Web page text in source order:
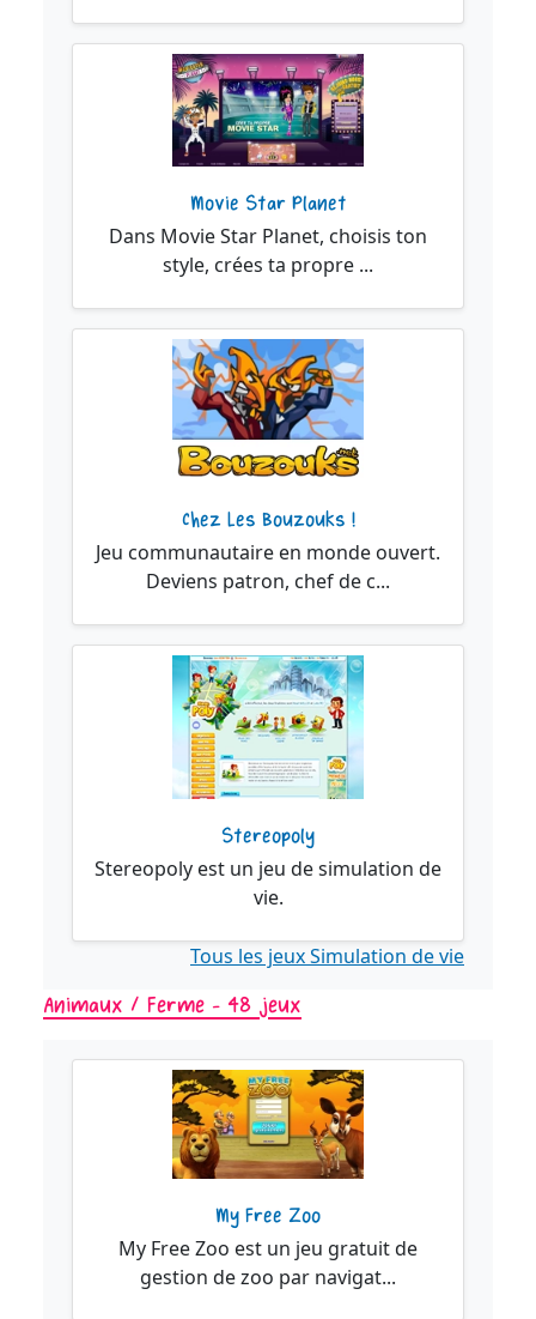
Movie Star Planet
Dans Movie Star Planet, choisis ton
style, crées ta propre ...
Chez Les Bouzouks !
Jeu communautaire en monde ouvert.
Deviens patron, chef de c...
Stereopoly
Stereopoly est un jeu de simulation de
vie.
Tous les jeux Simulation de vie
Animaux / Ferme - 48 jeux
My Free Zoo
My Free Zoo est un jeu gratuit de
gestion de zoo par navigat...